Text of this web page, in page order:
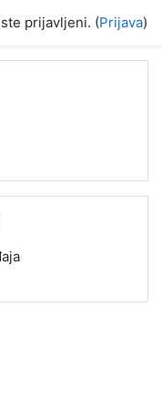
prijavljeni. (Prijava)